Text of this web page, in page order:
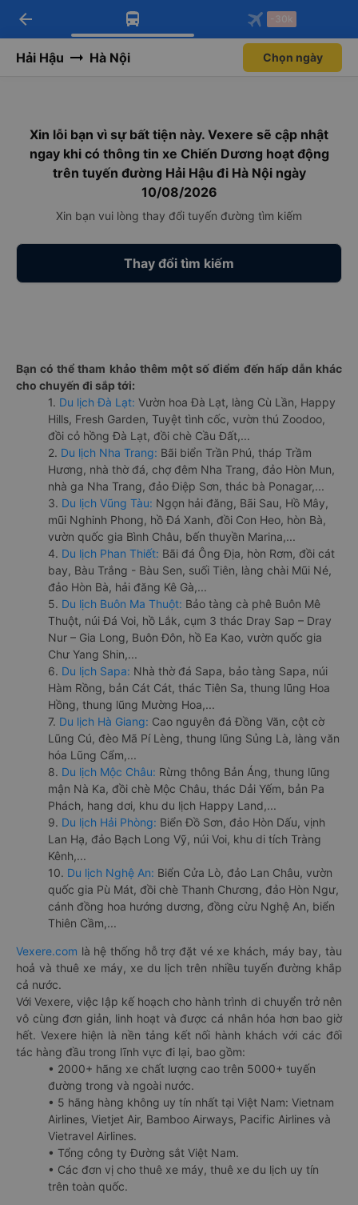
Tải app Vexere ngay!
Nhận ưu đãi thành viên độc
Mở app
Tải app Vexere
-30k/ghế khi đặt vé máy bay qua
Mở app
arrow_back -30k
Hải Hậu Hà Nội Chọn ngày
Xin lỗi bạn vì sự bất tiện này. Vexere sẽ cập nhật
ngay khi có thông tin xe Chiến Dương hoạt động
trên tuyến đường Hải Hậu đi Hà Nội ngày
10/08/2026
Xin bạn vui lòng thay đổi tuyến đường tìm kiếm
Thay đổi tìm kiếm
Bạn có thể tham khảo thêm một số điểm đến hấp dẫn khác
cho chuyến đi sắp tới:
1. Du lịch Đà Lạt: Vườn hoa Đà Lạt, làng Cù Lần, Happy
Hills, Fresh Garden, Tuyệt tình cốc, vườn thú Zoodoo,
đồi cỏ hồng Đà Lạt, đồi chè Cầu Đất,...
2. Du lịch Nha Trang: Bãi biển Trần Phú, tháp Trầm
Hương, nhà thờ đá, chợ đêm Nha Trang, đảo Hòn Mun,
nhà ga Nha Trang, đảo Điệp Sơn, thác bà Ponagar,...
3. Du lịch Vũng Tàu: Ngọn hải đăng, Bãi Sau, Hồ Mây,
mũi Nghinh Phong, hồ Đá Xanh, đồi Con Heo, hòn Bà,
vườn quốc gia Bình Châu, bến thuyền Marina,...
4. Du lịch Phan Thiết: Bãi đá Ông Địa, hòn Rơm, đồi cát
bay, Bàu Trắng - Bàu Sen, suối Tiên, làng chài Mũi Né,
đảo Hòn Bà, hải đăng Kê Gà,...
5. Du lịch Buôn Ma Thuột: Bảo tàng cà phê Buôn Mê
Thuột, núi Đá Voi, hồ Lắk, cụm 3 thác Dray Sap – Dray
Nur – Gia Long, Buôn Đôn, hồ Ea Kao, vườn quốc gia
Chư Yang Shin,...
6. Du lịch Sapa: Nhà thờ đá Sapa, bảo tàng Sapa, núi
Hàm Rồng, bản Cát Cát, thác Tiên Sa, thung lũng Hoa
Hồng, thung lũng Mường Hoa,...
7. Du lịch Hà Giang: Cao nguyên đá Đồng Văn, cột cờ
Lũng Cú, đèo Mã Pí Lèng, thung lũng Sủng Là, làng văn
hóa Lũng Cẩm,...
8. Du lịch Mộc Châu: Rừng thông Bản Áng, thung lũng
mận Nà Ka, đồi chè Mộc Châu, thác Dải Yếm, bản Pa
Phách, hang dơi, khu du lịch Happy Land,...
9. Du lịch Hải Phòng: Biển Đồ Sơn, đảo Hòn Dấu, vịnh
Lan Hạ, đảo Bạch Long Vỹ, núi Voi, khu di tích Tràng
Kênh,...
10. Du lịch Nghệ An: Biển Cửa Lò, đảo Lan Châu, vườn
quốc gia Pù Mát, đồi chè Thanh Chương, đảo Hòn Ngư,
cánh đồng hoa hướng dương, đồng cừu Nghệ An, biển
Thiên Cầm,...
Vexere.com là hệ thống hỗ trợ đặt vé xe khách, máy bay, tàu
hoả và thuê xe máy, xe du lịch trên nhiều tuyến đường khắp
cả nước.
Với Vexere, việc lập kế hoạch cho hành trình di chuyển trở nên
vô cùng đơn giản, linh hoạt và được cá nhân hóa hơn bao giờ
hết. Vexere hiện là nền tảng kết nối hành khách với các đối
tác hàng đầu trong lĩnh vực đi lại, bao gồm:
• 2000+ hãng xe chất lượng cao trên 5000+ tuyến
đường trong và ngoài nước.
• 5 hãng hàng không uy tín nhất tại Việt Nam: Vietnam
Airlines, Vietjet Air, Bamboo Airways, Pacific Airlines và
Vietravel Airlines.
• Tổng công ty Đường sắt Việt Nam.
• Các đơn vị cho thuê xe máy, thuê xe du lịch uy tín
trên toàn quốc.